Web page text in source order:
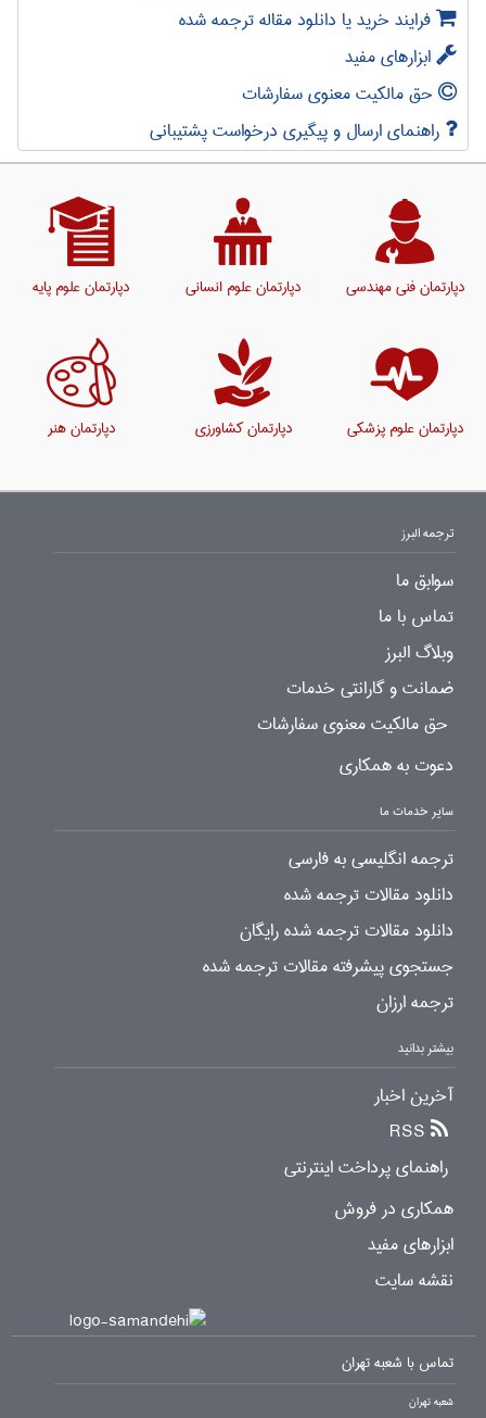
فرایند خرید یا دانلود مقاله ترجمه شده
ابزارهای مفید
حق مالکیت معنوی سفارشات
راهنمای ارسال و پیگیری درخواست پشتیبانی
دپارتمان فنی مهندسی دپارتمان علوم انسانی دپارتمان علوم پایه
دپارتمان علوم پزشکی دپارتمان کشاورزی دپارتمان هنر
ترجمه البرز
سوابق ما
تماس با ما
وبلاگ البرز
ضمانت و گارانتی خدمات
حق مالکیت معنوی سفارشات
دعوت به همکاری
سایر خدمات ما
ترجمه انگلیسی به فارسی
دانلود مقالات ترجمه شده
دانلود مقالات ترجمه شده رایگان
جستجوی پیشرفته مقالات ترجمه شده
ترجمه ارزان
بیشتر بدانید
آخرین اخبار
RSS
راهنمای پرداخت اینترنتی
همکاری در فروش
ابزارهای مفید
نقشه سایت
تماس با شعبه تهران
شعبه تهران